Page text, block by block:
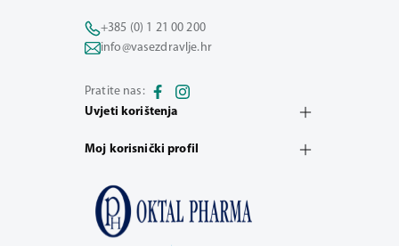
+385 (0) 1 21 00 200
info@vasezdravlje.hr
Pratite nas:
Uvjeti korištenja
Moj korisnički profil